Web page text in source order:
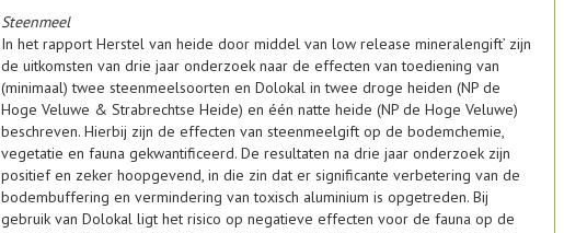
Steenmeel
In het rapport Herstel van heide door middel van low release mineralengift’ zijn
de uitkomsten van drie jaar onderzoek naar de effecten van toediening van
(minimaal) twee steenmeelsoorten en Dolokal in twee droge heiden (NP de
Hoge Veluwe & Strabrechtse Heide) en één natte heide (NP de Hoge Veluwe)
beschreven. Hierbij zijn de effecten van steenmeelgift op de bodemchemie,
vegetatie en fauna gekwantificeerd. De resultaten na drie jaar onderzoek zijn
positief en zeker hoopgevend, in die zin dat er significante verbetering van de
bodembuffering en vermindering van toxisch aluminium is opgetreden. Bij
gebruik van Dolokal ligt het risico op negatieve effecten voor de fauna op de